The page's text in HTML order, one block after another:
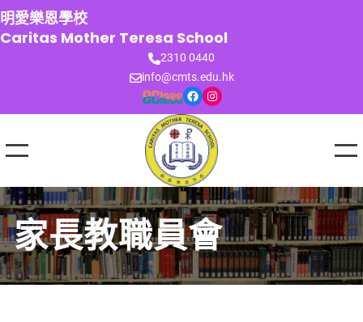
跳
至
主
明愛樂恩學校
Caritas Mother Teresa School
2310 0440
info@cmts.edu.hk
Facebook Instagram
家長教職員會